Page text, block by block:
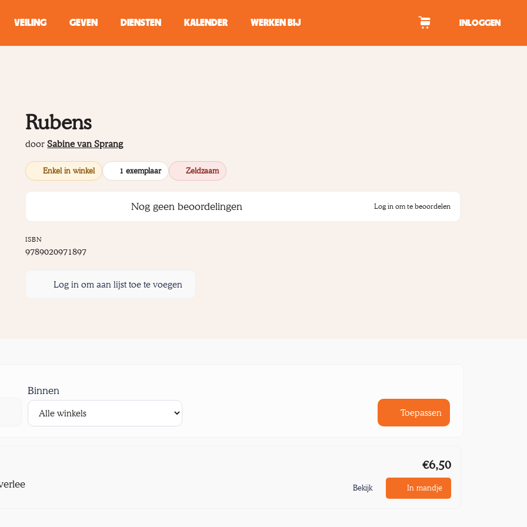
VEILING GEVEN DIENSTEN KALENDER WERKEN BIJ INLOGGEN
Rubens
doorSabine van Sprang
Enkel in winkel 1 exemplaar Zeldzaam
Nog geen beoordelingen Log in om te beoordelen
ISBN
9789020971897
Log in om aan lijst toe te voegen
Binnen
Toepassen
€6,50
Bekijk In mandje